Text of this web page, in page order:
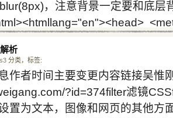
，注意背景一定要和底
析
分类，标签:
作者时间主要变更内容链接吴惟
?id=374filter滤镜
置为文本，图像和网页的其他方